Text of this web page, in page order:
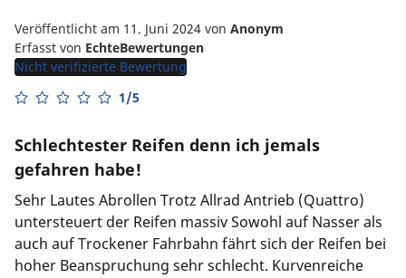
Veröffentlicht am 11. Juni 2024 von Anonym
Erfasst von EchteBewertungen
Nicht verifizierte Bewertung
1/5
Schlechtester Reifen denn ich jemals
gefahren habe!
Sehr Lautes Abrollen Trotz Allrad Antrieb (Quattro)
untersteuert der Reifen massiv Sowohl auf Nasser als
auch auf Trockener Fahrbahn fährt sich der Reifen bei
hoher Beanspruchung sehr schlecht. Kurvenreiche